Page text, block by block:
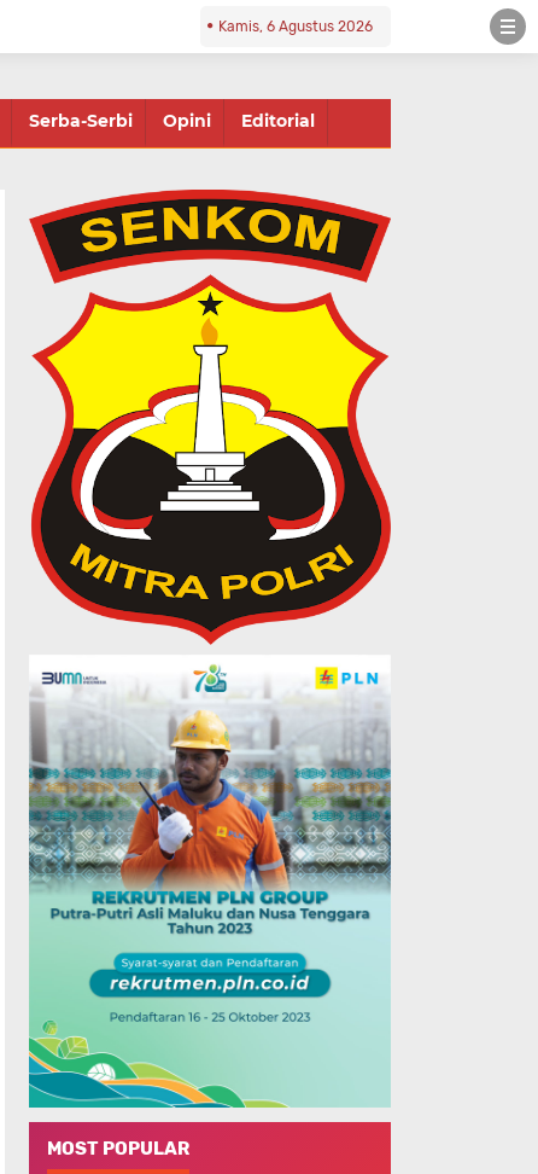
Kamis, 6 Agustus 2026
Serba-Serbi Opini Editorial
MOST POPULAR